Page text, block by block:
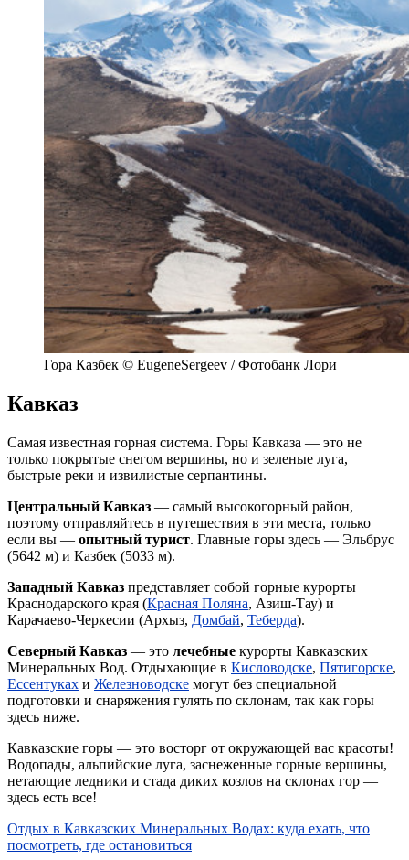
Гора Казбек © EugeneSergeev / Фотобанк Лори
Кавказ
Самая известная горная система. Горы Кавказа — это не
только покрытые снегом вершины, но и зеленые луга,
быстрые реки и извилистые серпантины.
Центральный Кавказ — самый высокогорный район,
поэтому отправляйтесь в путешествия в эти места, только
если вы — опытный турист. Главные горы здесь — Эльбрус
(5642 м) и Казбек (5033 м).
Западный Кавказ представляет собой горные курорты
Краснодарского края (Красная Поляна, Азиш-Тау) и
Карачаево-Черкесии (Архыз, Домбай, Теберда).
Северный Кавказ — это лечебные курорты Кавказских
Минеральных Вод. Отдыхающие в Кисловодске, Пятигорске,
Ессентуках и Железноводске могут без специальной
подготовки и снаряжения гулять по склонам, так как горы
здесь ниже.
Кавказские горы — это восторг от окружающей вас красоты!
Водопады, альпийские луга, заснеженные горные вершины,
нетающие ледники и стада диких козлов на склонах гор —
здесь есть все!
Отдых в Кавказских Минеральных Водах: куда ехать, что
посмотреть, где остановиться